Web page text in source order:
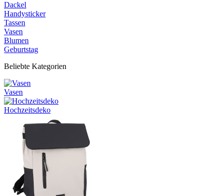
Dackel
Handysticker
Tassen
Vasen
Blumen
Geburtstag
Beliebte Kategorien
Vasen
Hochzeitsdeko